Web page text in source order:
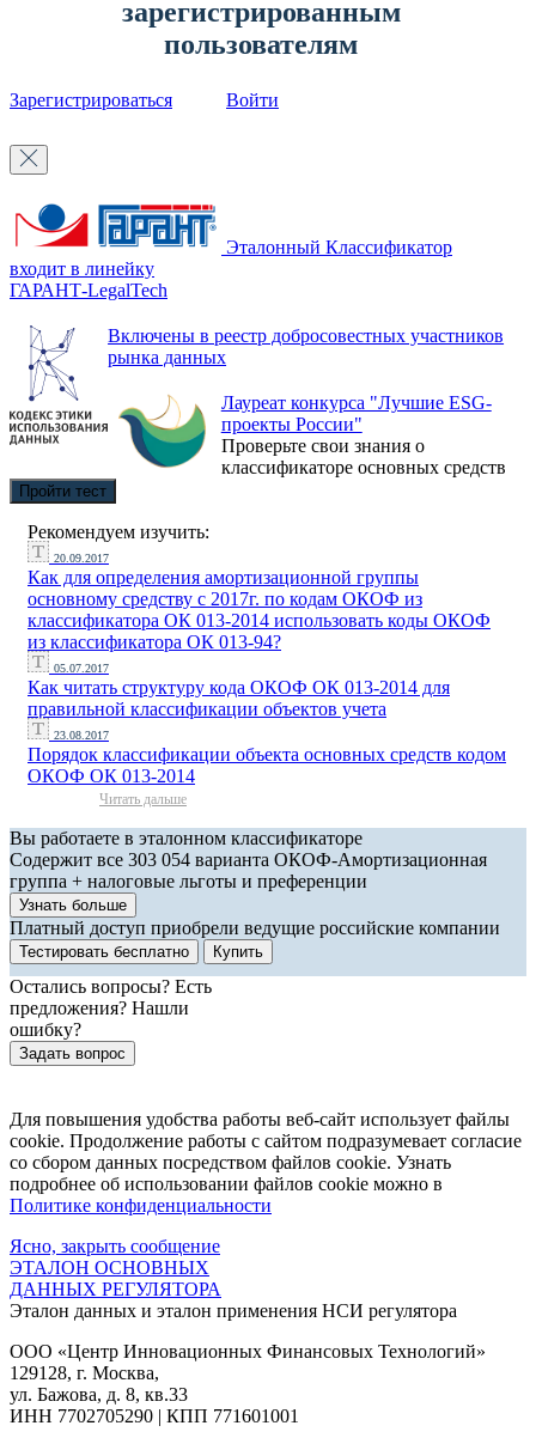
зарегистрированным
пользователям
Зарегистрироваться Войти
Эталонный Классификатор
входит в линейку
ГАРАНТ-LegalTech
Включены в реестр добросовестных участников
рынка данных
Лауреат конкурса "Лучшие ESG-
проекты России"
Проверьте свои знания о
классификаторе основных средств
Пройти тест
Рекомендуем изучить:
20.09.2017
Как для определения амортизационной группы
основному средству с 2017г. по кодам ОКОФ из
классификатора ОК 013-2014 использовать коды ОКОФ
из классификатора ОК 013-94?
05.07.2017
Как читать структуру кода ОКОФ ОК 013-2014 для
правильной классификации объектов учета
23.08.2017
Порядок классификации объекта основных средств кодом
ОКОФ ОК 013-2014
Читать дальше
Вы работаете в эталонном классификаторе
Содержит все 303 054 варианта ОКОФ-Амортизационная
группа + налоговые льготы и преференции
Узнать больше
Платный доступ приобрели ведущие российские компании
Тестировать бесплатно Купить
Остались вопросы? Есть
предложения? Нашли
ошибку?
Задать вопрос
Для повышения удобства работы веб-сайт использует файлы
cookie. Продолжение работы с сайтом подразумевает согласие
со сбором данных посредством файлов cookie. Узнать
подробнее об использовании файлов cookie можно в
Политике конфиденциальности
Ясно, закрыть сообщение
ЭТАЛОН ОСНОВНЫХ
ДАННЫХ РЕГУЛЯТОРА
Эталон данных и эталон применения НСИ регулятора
ООО «Центр Инновационных Финансовых Технологий»
129128, г. Москва,
ул. Бажова, д. 8, кв.33
ИНН 7702705290 | КПП 771601001